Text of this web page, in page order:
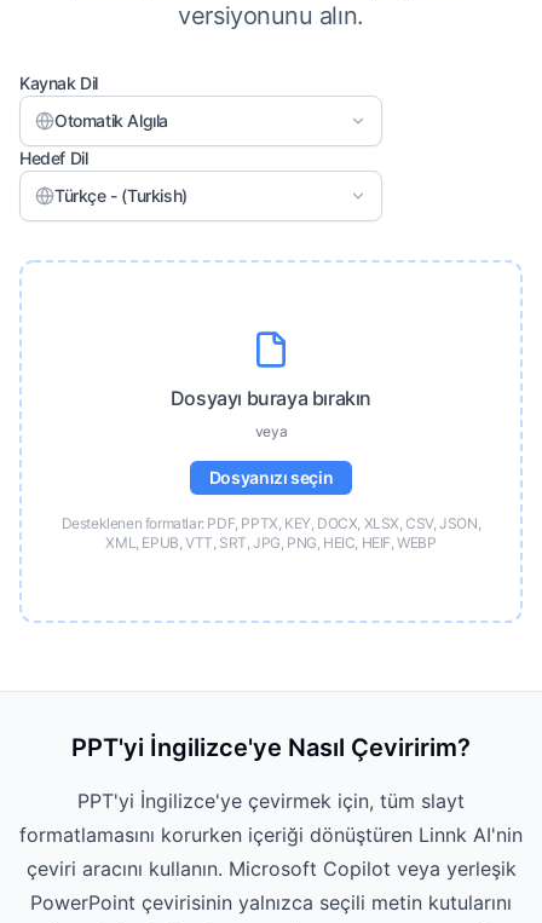
versiyonunu alın.
Kaynak Dil
Otomatik Algıla
Hedef Dil
Türkçe - (Turkish)
Dosyayı buraya bırakın
veya
Dosyanızı seçin
Desteklenen formatlar: PDF, PPTX, KEY, DOCX, XLSX, CSV, JSON,
XML, EPUB, VTT, SRT, JPG, PNG, HEIC, HEIF, WEBP
PPT'yi İngilizce'ye Nasıl Çeviririm?
PPT'yi İngilizce'ye çevirmek için, tüm slayt
formatlamasını korurken içeriği dönüştüren Linnk AI'nin
çeviri aracını kullanın. Microsoft Copilot veya yerleşik
PowerPoint çevirisinin yalnızca seçili metin kutularını